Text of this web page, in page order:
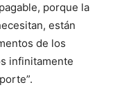
porque la
están
de los
infinitamente